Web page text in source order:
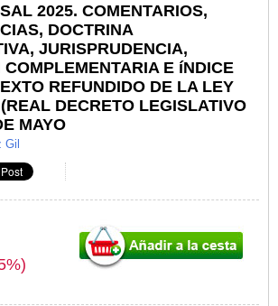
2025. COMENTARIOS,
DOCTRINA
JURISPRUDENCIA,
E íNDICE
REFUNDIDO DE LA LEY
DECRETO LEGISLATIVO
MAYO
Gil